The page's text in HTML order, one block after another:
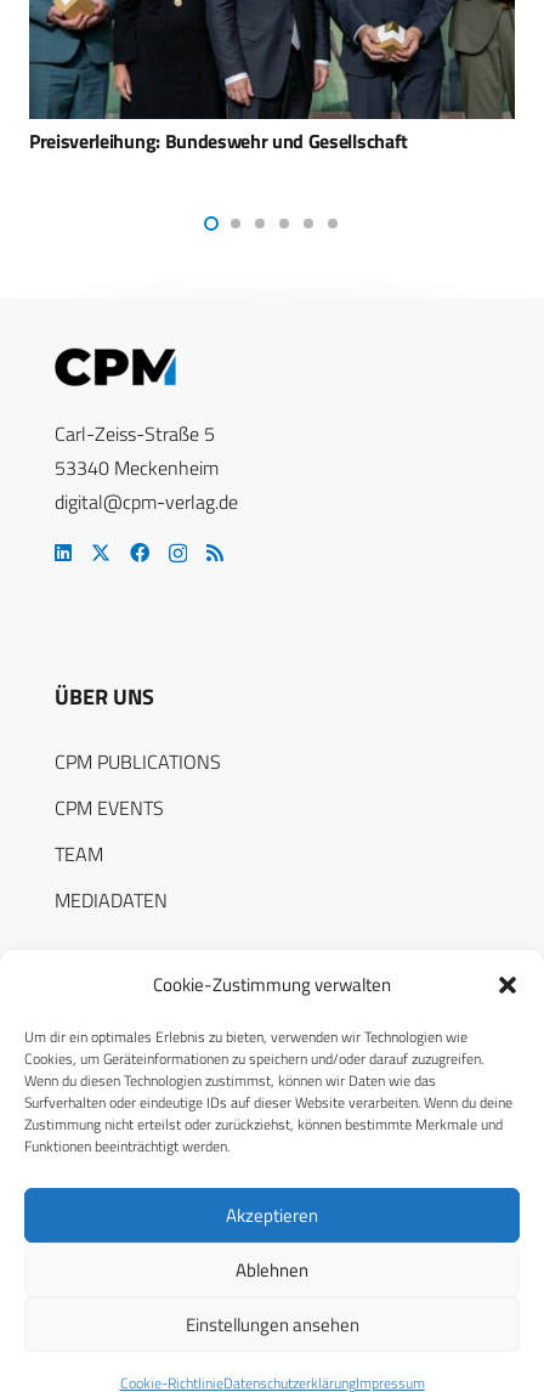
Cookie-Zustimmung verwalten
Um dir ein optimales Erlebnis zu bieten, verwenden wir Technologien wie
Cookies, um Geräteinformationen zu speichern und/oder darauf zuzugreifen.
Wenn du diesen Technologien zustimmst, können wir Daten wie das
Surfverhalten oder eindeutige IDs auf dieser Website verarbeiten. Wenn du deine
Zustimmung nicht erteilst oder zurückziehst, können bestimmte Merkmale und
Funktionen beeinträchtigt werden.
Akzeptieren
Ablehnen
Einstellungen ansehen
Cookie-RichtlinieDatenschutzerklärungImpressum
Ein Veteranentag für Deutschland
Carl-Zeiss-Straße 5
53340 Meckenheim
digital@cpm-verlag.de
ÜBER UNS
CPM PUBLICATIONS
CPM EVENTS
TEAM
MEDIADATEN
RECHTLICHES
Datenschutzerklärung
Cookie-Richtlinie (EU)
© 2026 CPM GmbH – Alle Rechte vorbehalten